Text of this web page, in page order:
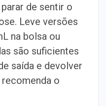
de sentir o
Leve versões
na bolsa ou
são suficientes
saída e devolver
o